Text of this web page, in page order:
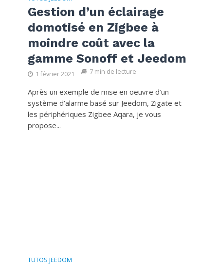
Gestion d’un éclairage
domotisé en Zigbee à
moindre coût avec la
gamme Sonoff et Jeedom
1 février 2021 7 min de lecture
Après un exemple de mise en oeuvre d’un
système d’alarme basé sur Jeedom, Zigate et
les périphériques Zigbee Aqara, je vous
propose...
TUTOS JEEDOM